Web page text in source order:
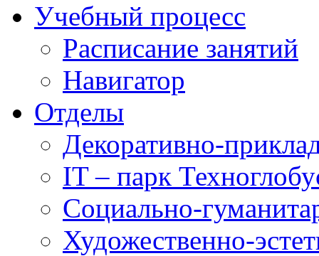
Учебный процесс
Расписание занятий
Навигатор
Отделы
Декоративно-
IT – парк
Социально-
Художественно-